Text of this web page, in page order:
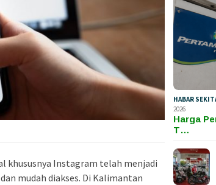
khususnya Instagram telah menjadi
mudah diakses. Di Kalimantan
HABAR
2026
Harga
T…